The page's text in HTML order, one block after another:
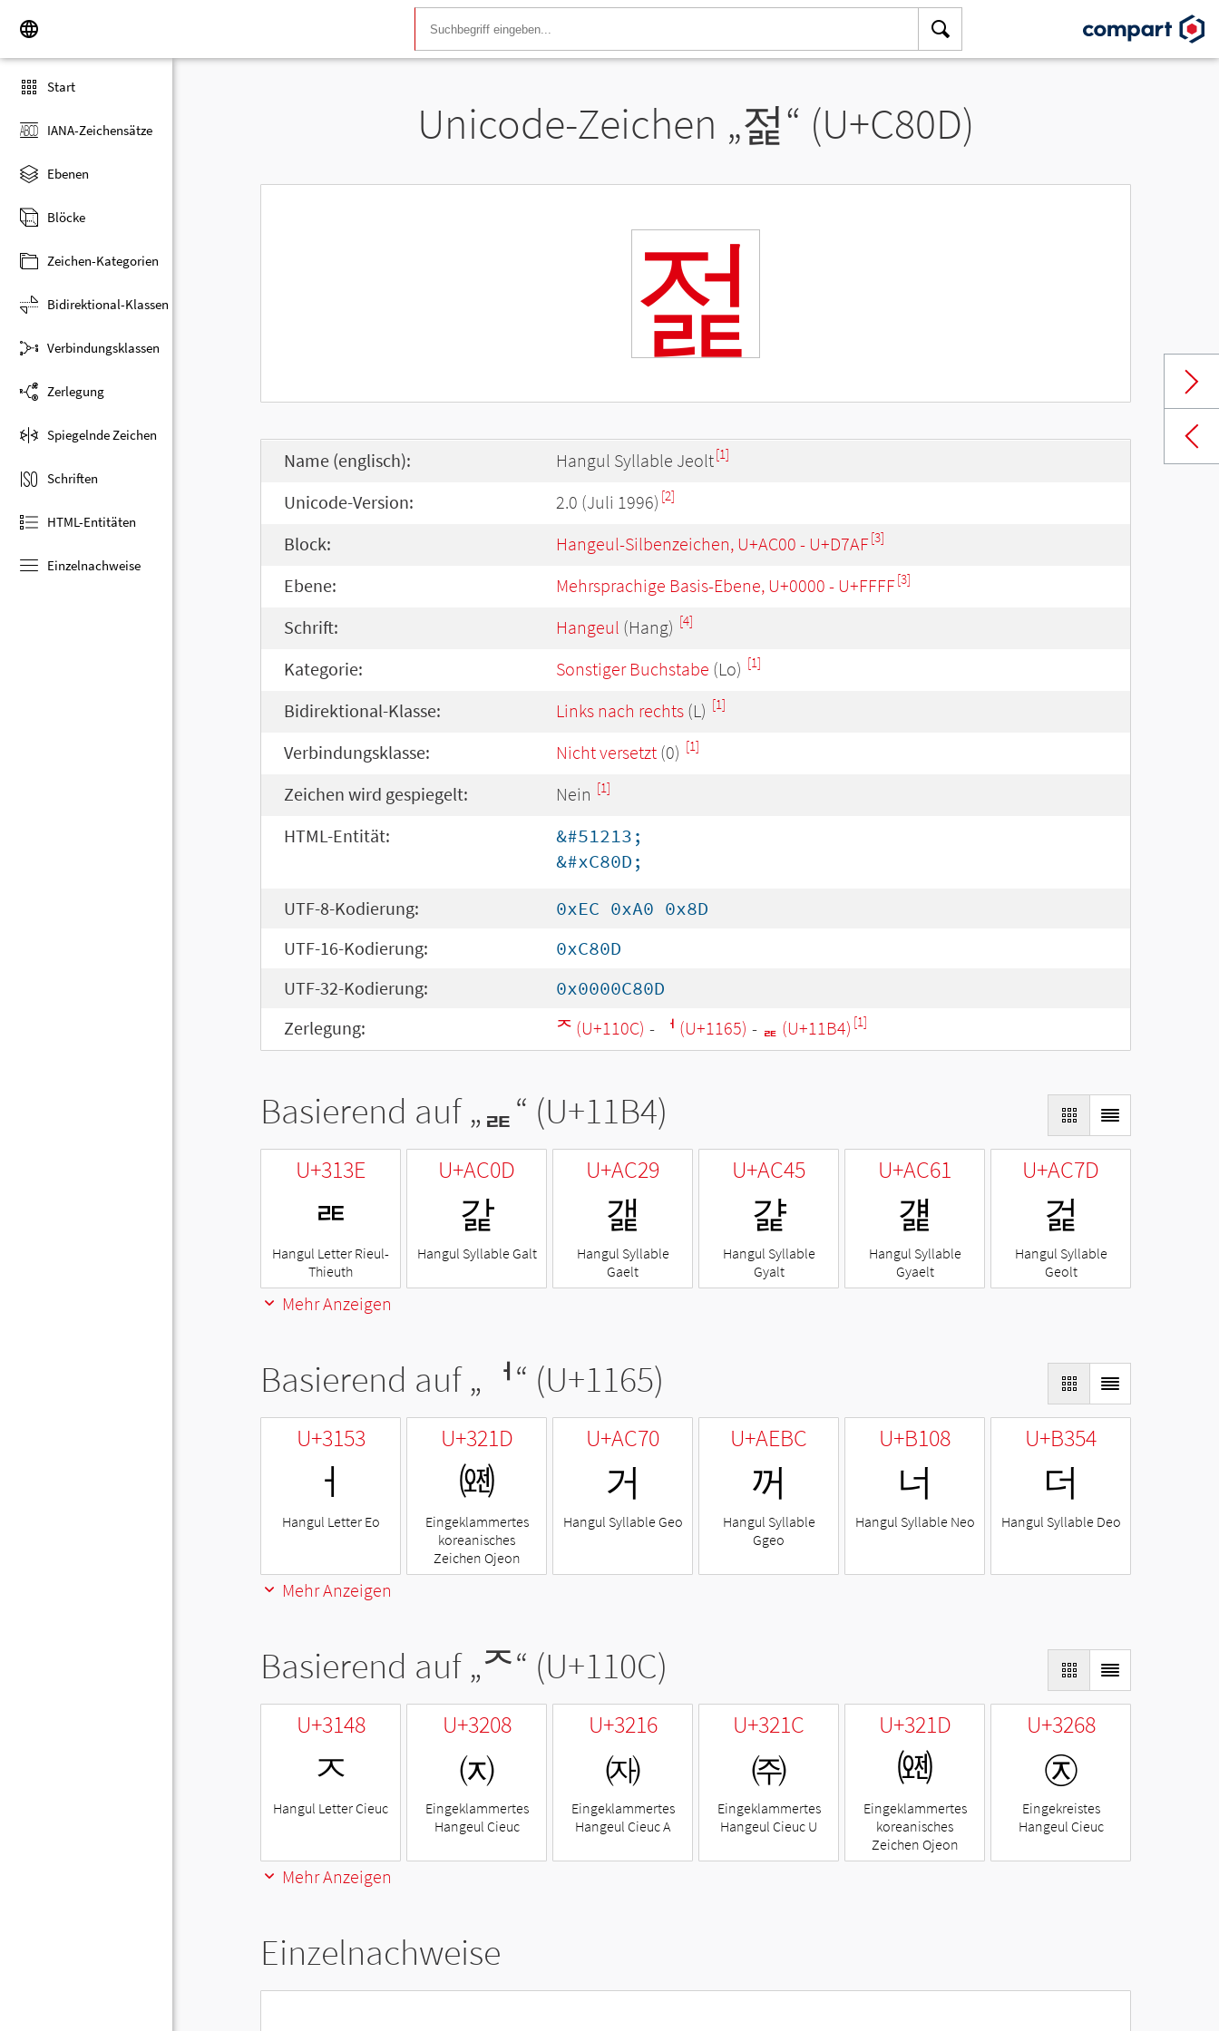
Start
IANA-Zeichensätze
Ebenen
Blöcke
Zeichen-Kategorien
Bidirektional-Klassen
Verbindungsklassen
Zerlegung
Spiegelnde Zeichen
Schriften
HTML-Entitäten
Einzelnachweise
Unicode-Zeichen „젍“ (U+C80D)
젍
Name (englisch): Hangul Syllable Jeolt[1]
Unicode-Version: 2.0 (Juli 1996) [2]
Block: Hangeul-Silbenzeichen, U+AC00 - U+D7AF[3]
Ebene: Mehrsprachige Basis-Ebene, U+0000 - U+FFFF[3]
Schrift: Hangeul (Hang) [4]
Kategorie: Sonstiger Buchstabe (Lo) [1]
Bidirektional-Klasse: Links nach rechts (L) [1]
Verbindungsklasse: Nicht versetzt (0) [1]
Zeichen wird gespiegelt: Nein [1]
HTML-Entität:
&#51213;
&#xC80D;
UTF-8-Kodierung:
0xEC 0xA0 0x8D
UTF-16-Kodierung:
0xC80D
UTF-32-Kodierung:
0x0000C80D
Zerlegung:
ᄌ (U+110C) - ᅥ (U+1165) - ᆴ (U+11B4) [1]
Basierend auf „ᆴ“ (U+11B4)
U+313E
ㄾ
Hangul Letter Rieul-
Thieuth
U+AC0D
갍
Hangul Syllable Galt
U+AC29
갩
Hangul Syllable
Gaelt
U+AC45
걅
Hangul Syllable
Gyalt
U+AC61
걡
Hangul Syllable
Gyaelt
U+AC7D
걽
Hangul Syllable
Geolt
Mehr Anzeigen
Basierend auf „ ᅥ“ (U+1165)
U+3153
ㅓ
Hangul Letter Eo
U+321D
㈝
Eingeklammertes
koreanisches
Zeichen Ojeon
U+AC70
거
Hangul Syllable Geo
U+AEBC
꺼
Hangul Syllable
Ggeo
U+B108
너
Hangul Syllable Neo
U+B354
더
Hangul Syllable Deo
Mehr Anzeigen
Basierend auf „ᄌ“ (U+110C)
U+3148
ㅈ
Hangul Letter Cieuc
U+3208
㈈
Eingeklammertes
Hangeul Cieuc
U+3216
㈖
Eingeklammertes
Hangeul Cieuc A
U+321C
㈜
Eingeklammertes
Hangeul Cieuc U
U+321D
㈝
Eingeklammertes
koreanisches
Zeichen Ojeon
U+3268
㉨
Eingekreistes
Hangeul Cieuc
Mehr Anzeigen
Einzelnachweise